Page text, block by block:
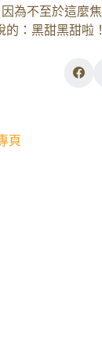
為不至於這麼
的：黑甜黑甜啦
頁